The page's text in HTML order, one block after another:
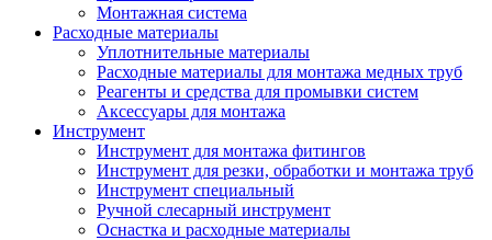
Монтажная система
Расходные материалы
Уплотнительные материалы
Расходные материалы для монтажа медных труб
Реагенты и средства для промывки систем
Аксессуары для монтажа
Инструмент
Инструмент для монтажа фитингов
Инструмент для резки, обработки и монтажа труб
Инструмент специальный
Ручной слесарный инструмент
Оснастка и расходные материалы